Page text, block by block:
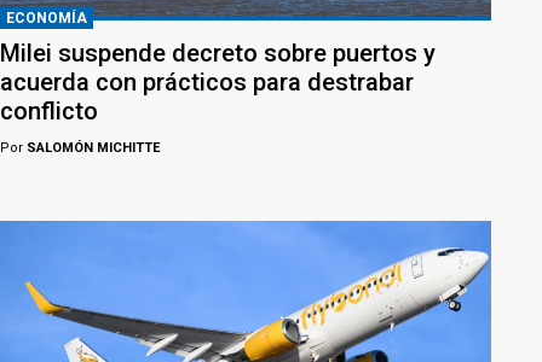
ECONOMÍA
Milei suspende decreto sobre puertos y
acuerda con prácticos para destrabar
conflicto
Por SALOMÓN MICHITTE